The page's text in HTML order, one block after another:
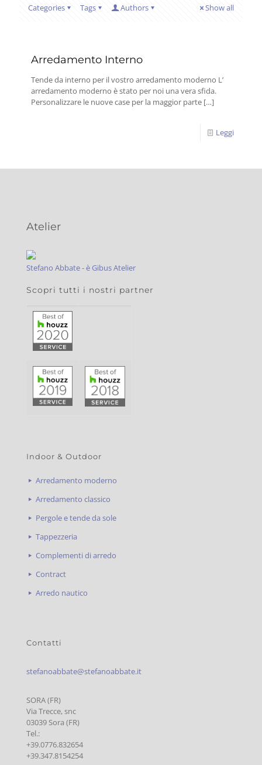
Categories Tags Authors Show all
Arredamento Interno
Tende da interno per il vostro arredamento moderno L’
arredamento moderno è stato per noi una vera sfida.
Personalizzare le nuove case per la maggior parte […]
Leggi
Atelier
Stefano Abbate - è Gibus Atelier
Scopri tutti i nostri partner
Indoor & Outdoor
Arredamento moderno
Arredamento classico
Pergole e tende da sole
Tappezzeria
Complementi di arredo
Contract
Arredo nautico
Contatti
stefanoabbate@stefanoabbate.it
SORA (FR)
Via Trecce, snc
03039 Sora (FR)
Tel.:
+39.0776.832654
+39.347.8154254